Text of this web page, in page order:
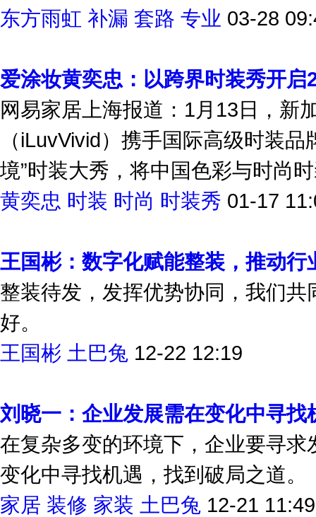
东方雨虹 补漏 套路 专业 03-28
爱涂妆黄奕忠：以跨界时装秀开启
网易家居上海报道：1月13日，新
（iLuvVivid）携手国际高级时装
境”时装大秀，将中国色彩与时尚
黄奕忠 时装 时尚 时装秀 01-17
王国彬：数字化赋能整装，推动行
整装待发，发挥优势协同，我们
好。
王国彬 土巴兔 12-22 12:19
刘晓一：企业发展需在变化中寻找
在复杂多变的环境下，企业要寻
变化中寻找机遇，找到破局之道。
家居 装修 家装 土巴兔 12-21 11:49